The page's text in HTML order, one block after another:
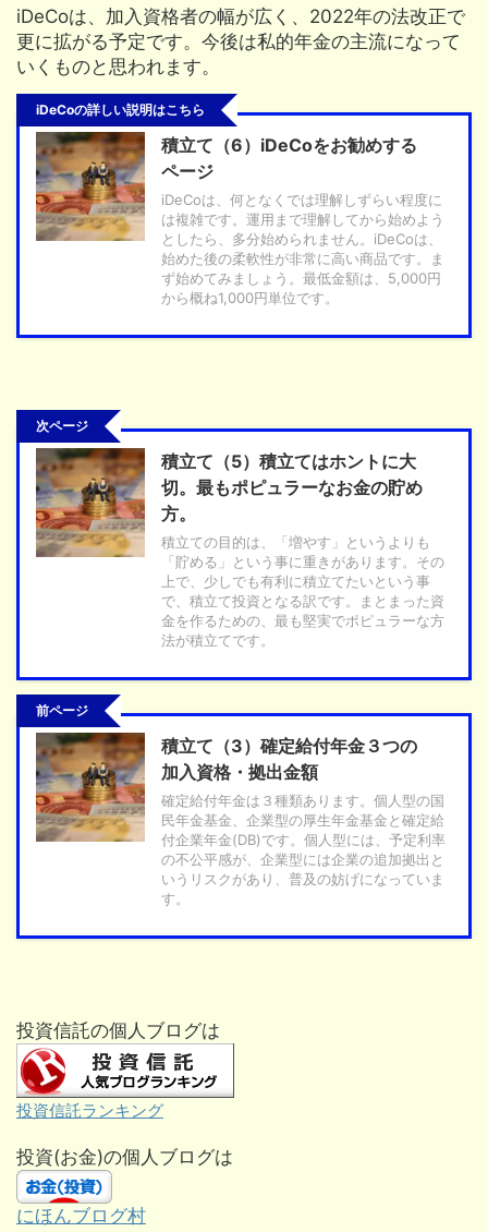
iDeCoは、加入資格者の幅が広く、2022年の法改正で
更に拡がる予定です。今後は私的年金の主流になって
いくものと思われます。
iDeCoの詳しい説明はこちら
積立て（6）iDeCoをお勧めする
ページ
iDeCoは、何となくでは理解しずらい程度に
は複雑です。運用まで理解してから始めよう
としたら、多分始められません。iDeCoは、
始めた後の柔軟性が非常に高い商品です。ま
ず始めてみましょう。最低金額は、5,000円
から概ね1,000円単位です。
次ページ
積立て（5）積立てはホントに大
切。最もポピュラーなお金の貯め
方。
積立ての目的は、「増やす」というよりも
「貯める」という事に重きがあります。その
上で、少しでも有利に積立てたいという事
で、積立て投資となる訳です。まとまった資
金を作るための、最も堅実でポピュラーな方
法が積立てです。
前ページ
積立て（3）確定給付年金３つの
加入資格・拠出金額
確定給付年金は３種類あります。個人型の国
民年金基金、企業型の厚生年金基金と確定給
付企業年金(DB)です。個人型には、予定利率
の不公平感が、企業型には企業の追加拠出と
いうリスクがあり、普及の妨げになっていま
す。
投資信託の個人ブログは
投資信託ランキング
投資(お金)の個人ブログは
にほんブログ村